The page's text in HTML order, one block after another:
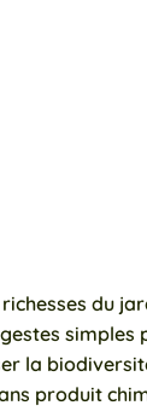
du
la
produit